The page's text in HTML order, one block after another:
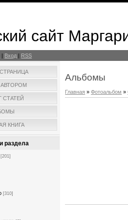
сайт
| Вход | RSS
СТАТЕЙ
КНИГА
раздела
[201]
[310]
Альбомы
Главная »Фотоальбом »